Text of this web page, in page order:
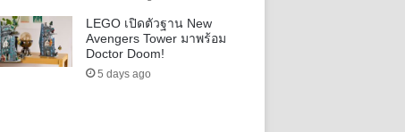
LEGO เปิดตัวฐาน New
Avengers Tower มาพร้อม
Doctor Doom!
5 days ago